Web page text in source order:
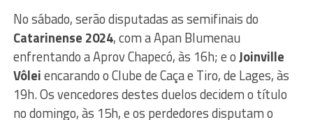
No sábado, serão disputadas as semifinais do
Catarinense 2024, com a Apan Blumenau
enfrentando a Aprov Chapecó, às 16h; e oJoinville
Vôleiencarando o Clube de Caça e Tiro, de Lages, às
19h. Os vencedores destes duelos decidem o título
no domingo, às 15h, e os perdedores disputam o